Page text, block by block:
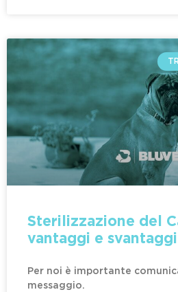
Sterilizzazione del
vantaggi e svantaggi​
Per noi è importante
messaggio.